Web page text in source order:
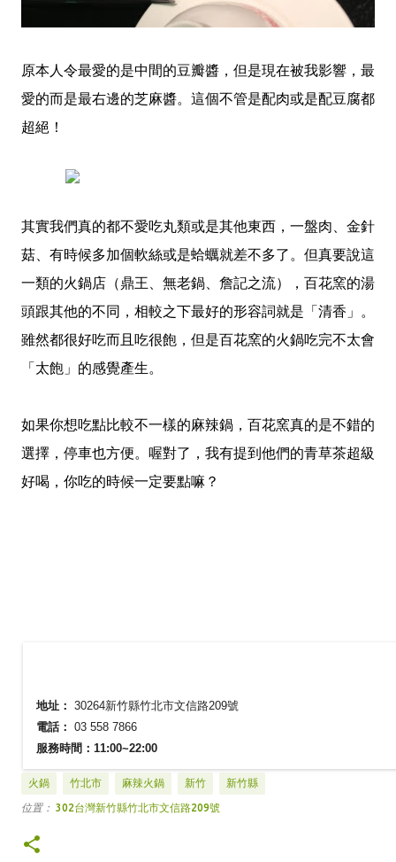
原本人令最愛的是中間的豆瓣醬，但是現在被我影響，最
愛的而是最右邊的芝麻醬。這個不管是配肉或是配豆腐都
超絕！
其實我們真的都不愛吃丸類或是其他東西，一盤肉、金針
菇、有時候多加個軟絲或是蛤蠣就差不多了。但真要說這
一類的火鍋店（鼎王、無老鍋、詹記之流），百花窯的湯
頭跟其他的不同，相較之下最好的形容詞就是「清香」。
雖然都很好吃而且吃很飽，但是百花窯的火鍋吃完不太會
「太飽」的感覺產生。
如果你想吃點比較不一樣的麻辣鍋，百花窯真的是不錯的
選擇，停車也方便。喔對了，我有提到他們的青草茶超級
好喝，你吃的時候一定要點嘛？
地址： 30264新竹縣竹北市文信路209號
電話： 03 558 7866
服務時間：11:00~22:00
火鍋 竹北市 麻辣火鍋 新竹 新竹縣
位置： 302台灣新竹縣竹北市文信路209號